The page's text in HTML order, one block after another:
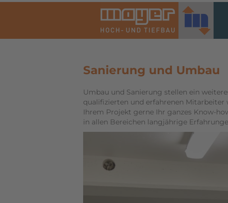
Sanierung und Umbau
Umbau und Sanierung stellen ein
qualifizierten und erfahrenen Mitarbeiter
Ihrem Projekt gerne Ihr ganzes Know-
in allen Bereichen langjährige